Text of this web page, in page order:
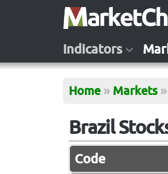
Indicators
Home » Markets »
Brazil
Code